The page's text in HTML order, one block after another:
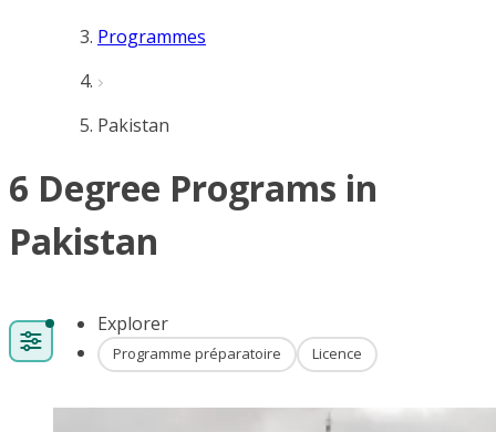
Programmes
Pakistan
6 Degree Programs in
Pakistan
Explorer
Programme préparatoire Licence